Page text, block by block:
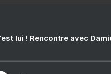
lui ! Rencontre avec